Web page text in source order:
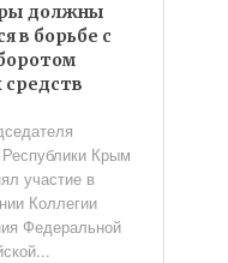
должны
в борьбе с
средств
Республики Крым
участие в
Коллегии
Федеральной